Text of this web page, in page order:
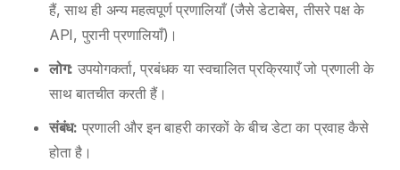
हैं, साथ ही अन्य महत्वपूर्ण प्रणालियाँ (जैसे डेटाबेस, तीसरे पक्ष के
API, पुरानी प्रणालियाँ)।
लोग: उपयोगकर्ता, प्रबंधक या स्वचालित प्रक्रियाएँ जो प्रणाली के
साथ बातचीत करती हैं।
संबंध: प्रणाली और इन बाहरी कारकों के बीच डेटा का प्रवाह कैसे
होता है।